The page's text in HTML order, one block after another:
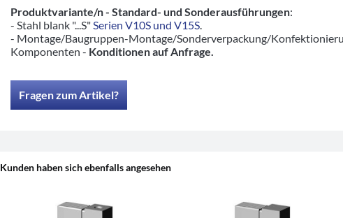
Produktvariante/n - Standard- und Sonderausführungen:
- Stahl blank "...S"Serien V10S und V15S.
- Montage/Baugruppen-Montage/Sonderverpackung/
Komponenten - Konditionen auf Anfrage.
Fragen zum Artikel?
Kunden haben sich ebenfalls angesehen